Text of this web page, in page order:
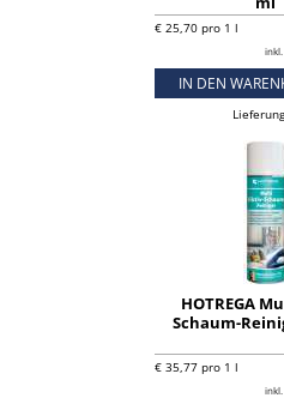
€ 25,70 pro 1 l
inkl.
IN DEN
HOTREGA
Schaum-
€ 35,77 pro 1 l
inkl.